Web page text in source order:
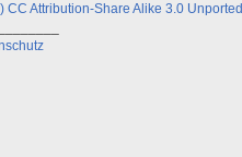
Attribution-Share Alike 3.0 Unported